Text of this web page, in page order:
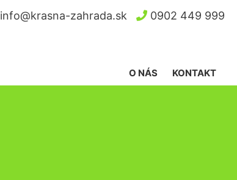
info@krasna-zahrada.sk 0902 449 999
KONTAKT
O NÁS